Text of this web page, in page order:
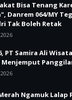
Bisa Tenang
Danrem 064/MY
Tak Boleh Retak
PT Samira Ali
Menjemput
Ngamuk Lalap